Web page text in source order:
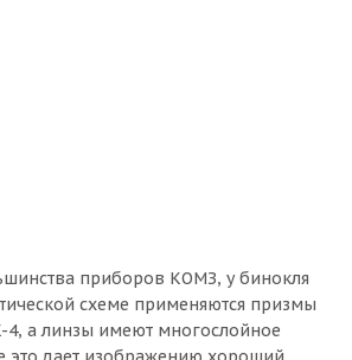
приборов КОМЗ, у бинокля
схеме применяются призмы
4, а линзы имеют многослойное